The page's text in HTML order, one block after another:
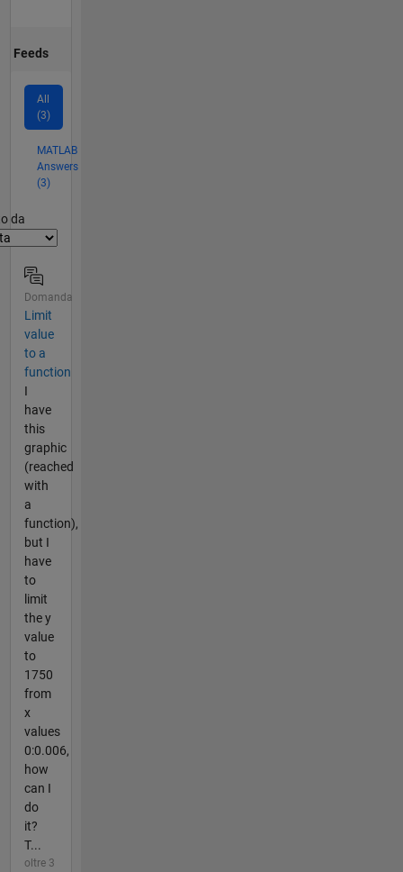
Feeds
All
(3)
MATLAB
Answers
(3)
da
Domanda
Limit
value
to a
function
I
have
this
graphic
(reached
with
a
function),
but I
have
to
limit
the y
value
to
1750
from
x
values
0:0.006,
how
can I
do
it?
T...
oltre 3